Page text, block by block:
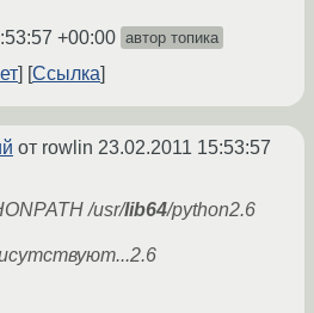
+00:00 автор топика
Ссылка
от rowlin 23.02.2011 15:53:57
/usr/lib64/python2.6